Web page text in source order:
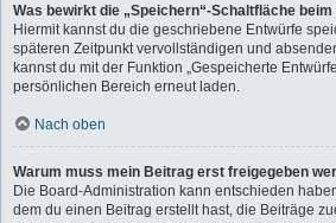
Was bewirkt die „Speichern“-Schaltfläche
Hiermit kannst du die geschriebene Entwürfe
späteren Zeitpunkt vervollständigen und
kannst du mit der Funktion „Gespeicherte
persönlichen Bereich erneut laden.
Nach oben
Warum muss mein Beitrag erst freigegeben
Die Board-Administration kann entschieden
dem du einen Beitrag erstellt hast, die Beiträge